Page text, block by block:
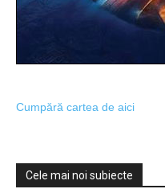
Cumpără cartea de aici
Cele mai noi subiecte